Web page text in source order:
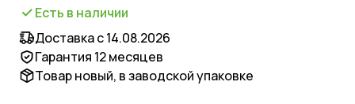
Есть в наличии
Доставка с 14.08.2026
Гарантия 12 месяцев
Товар новый, в заводской упаковке